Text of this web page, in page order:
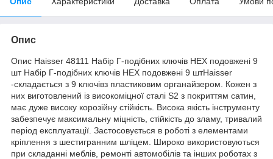
Опис
Опис Haisser 48111 Набір Г-подібних ключів HEX подовжені 9
шт Набір Г-подібних ключів HEX подовжені 9 штHaisser
-складається з 9 ключівз пластиковим органайзером. Кожен з
них виготовлений із високоміцної сталі S2 з покриттям сатин,
має дуже високу корозійну стійкість. Висока якість інструменту
забезпечує максимальну міцність, стійкість до зламу, тривалий
період експлуатації. Застосовується в роботі з елементами
кріплення з шестигранним шліцем. Широко використовуються
при складанні меблів, ремонті автомобілів та інших роботах з